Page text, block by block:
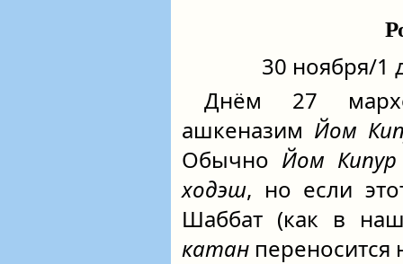
30 ноября/1
Днём 27
ашкеназим Йом
Обычно Йом
ходэш, но если
Шаббат (как в
катан